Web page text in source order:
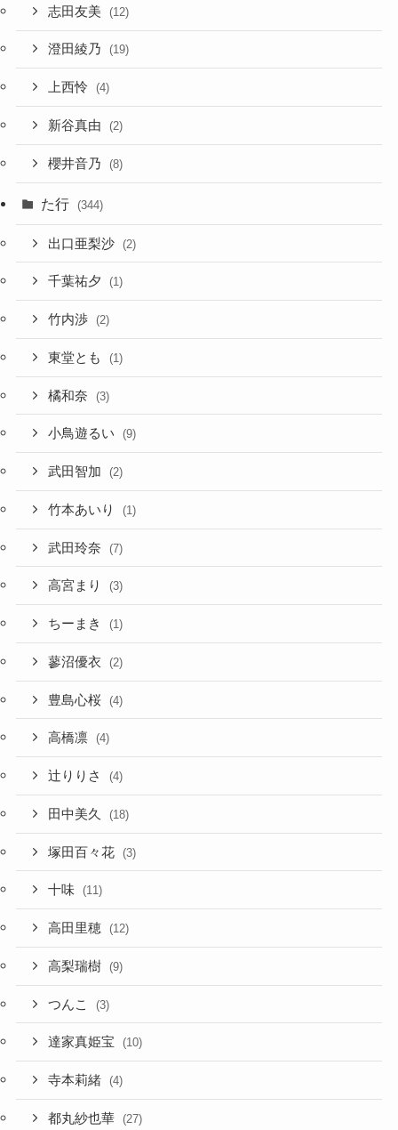
志田友美 (12)
澄田綾乃 (19)
上西怜 (4)
新谷真由 (2)
櫻井音乃 (8)
た行 (344)
出口亜梨沙 (2)
千葉祐夕 (1)
竹内渉 (2)
東堂とも (1)
橘和奈 (3)
小鳥遊るい (9)
武田智加 (2)
竹本あいり (1)
武田玲奈 (7)
高宮まり (3)
ちーまき (1)
蓼沼優衣 (2)
豊島心桜 (4)
高橋凛 (4)
辻りりさ (4)
田中美久 (18)
塚田百々花 (3)
十味 (11)
高田里穂 (12)
高梨瑞樹 (9)
つんこ (3)
達家真姫宝 (10)
寺本莉緒 (4)
都丸紗也華 (27)